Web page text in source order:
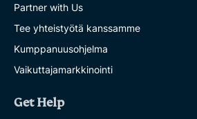
Partner with Us
Tee yhteistyötä kanssamme
Kumppanuusohjelma
Vaikuttajamarkkinointi
Get Help